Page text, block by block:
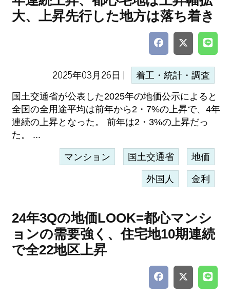
大、上昇先行した地方は落ち着き
2025年03月26日 | 着工・統計・調査
国土交通省が公表した2025年の地価公示によると
全国の全用途平均は前年から2・7%の上昇で、4年
連続の上昇となった。 前年は2・3%の上昇だっ
た。 ...
マンション 国土交通省 地価
外国人 金利
24年3Qの地価LOOK=都心マンシ
ョンの需要強く、住宅地10期連続
で全22地区上昇